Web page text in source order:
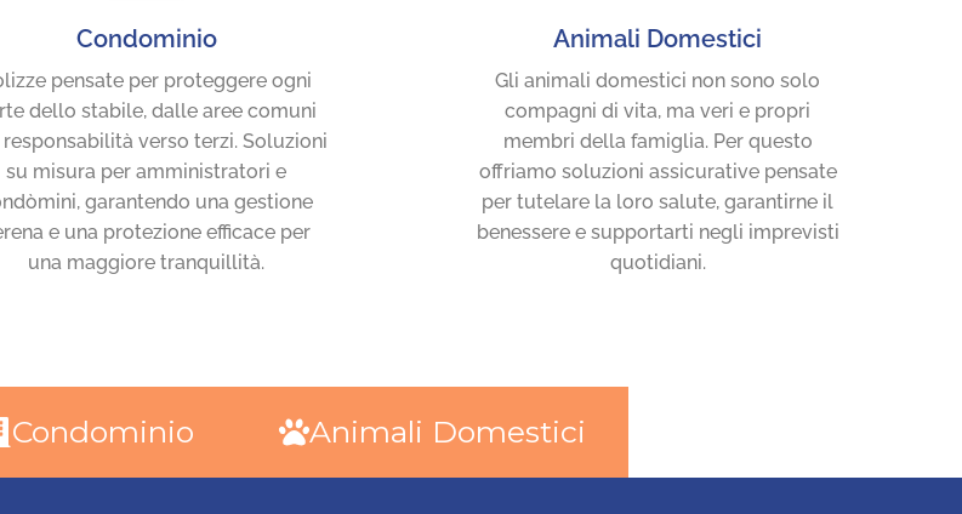
Condominio
pensate per proteggere ogni
dello stabile, dalle aree comuni
verso terzi. Soluzioni
su misura per amministratori e
garantendo una gestione
e una protezione efficace per
una maggiore tranquillità.
Animali Domestici
Gli animali domestici non sono solo
compagni di vita, ma veri e propri
membri della famiglia. Per questo
offriamo soluzioni assicurative pensate
per tutelare la loro salute, garantirne il
benessere e supportarti negli imprevisti
quotidiani.
Condominio Animali Domestici